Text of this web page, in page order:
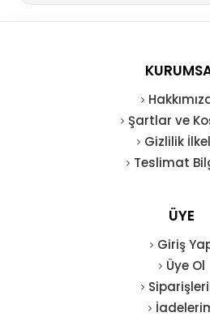
Şartlar ve
Gizlilik
Teslimat
ÜYE
Giriş
Üye Ol